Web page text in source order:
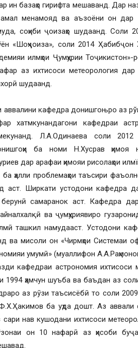
ин базаҳо гирифта мешаванд. Дар
менамояд ва аъзоёни он дар
соҳиби ҷоизаҳо шудаанд. Соли
«Шоҳҷоиза», соли 2014
илмҳои Ҷумҳурии
аз ихтисоси метеорология дар
шудаанд.
кафедра донишгоњро аз
хатмкунандагони кафедраи
Л.А.Одинаева соли
ба номи Н.Хусрав
дар арафаи ҳимояи рисолаҳои
ҳалли проблемаҳои таъсири
аст. Ширкати устодони кафедра
самаранок аст. Кафедра
ва ҷумҳуриявиро
ташкил намудааст. Устодони
ва мисоли он «Чирмҳои Системаи
умумӣ» (муаллифон
кафедраи астрономия ихтисоси
1994 ҳамчун шуъба ва баъдан аз
аз рӯзи таъсисёбӣ то соли
ба уҳда дошт. Аз аввали
сари нав кушодани ихтисоси
он 10 нафарӣ аз ҳисоби